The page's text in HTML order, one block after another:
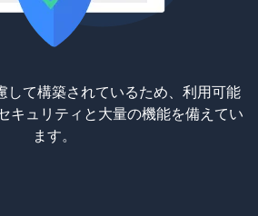
て構築されているため、利用可能
キュリティと大量の機能を備えてい
ます。